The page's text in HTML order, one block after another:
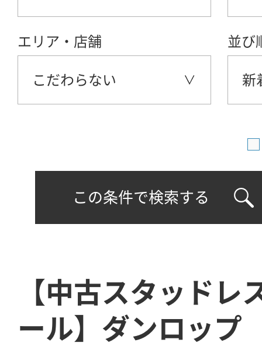
エリア・店舗
こだわらない
並び
新
この条件で検索する
【中古スタッドレ
ール】ダンロップ